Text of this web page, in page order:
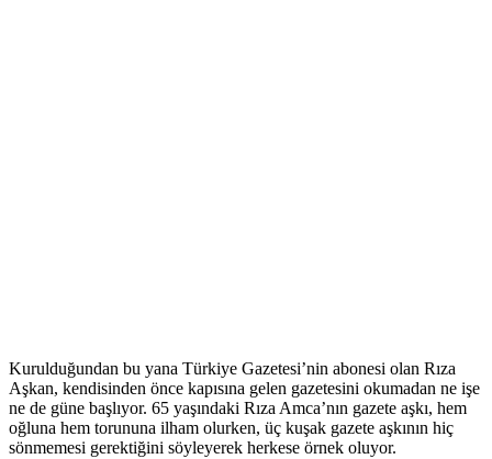
Kurulduğundan bu yana Türkiye Gazetesi’nin abonesi olan Rıza
Aşkan, kendisinden önce kapısına gelen gazetesini okumadan ne işe
ne de güne başlıyor. 65 yaşındaki Rıza Amca’nın gazete aşkı, hem
oğluna hem torununa ilham olurken, üç kuşak gazete aşkının hiç
sönmemesi gerektiğini söyleyerek herkese örnek oluyor.